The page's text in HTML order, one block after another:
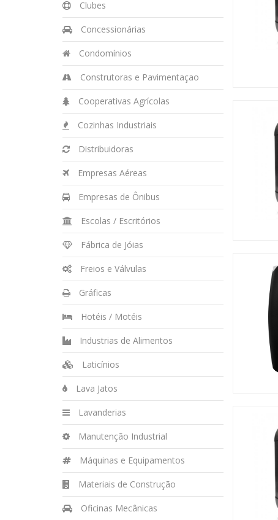
Clubes
Concessionárias
Condomínios
Construtoras e Pavimentaçao
Cooperativas Agrícolas
Cozinhas Industriais
Distribuidoras
Empresas Aéreas
Empresas de Ônibus
Escolas / Escritórios
Fábrica de Jóias
Freios e Válvulas
Gráficas
Hotéis / Motéis
Industrias de Alimentos
Laticínios
Lava Jatos
Lavanderias
Manutenção Industrial
Máquinas e Equipamentos
Materiais de Construção
Oficinas Mecânicas